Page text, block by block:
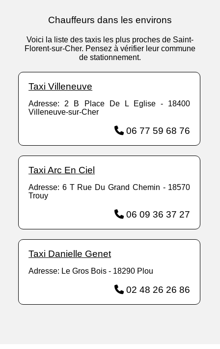
Chauffeurs dans les environs
Voici la liste des taxis les plus proches de Saint-
Florent-sur-Cher. Pensez à vérifier leur commune
de stationnement.
Taxi Villeneuve
Adresse: 2 B Place De L Eglise - 18400
Villeneuve-sur-Cher
06 77 59 68 76
Taxi Arc En Ciel
Adresse: 6 T Rue Du Grand Chemin - 18570
Trouy
06 09 36 37 27
Taxi Danielle Genet
Adresse: Le Gros Bois - 18290 Plou
02 48 26 26 86